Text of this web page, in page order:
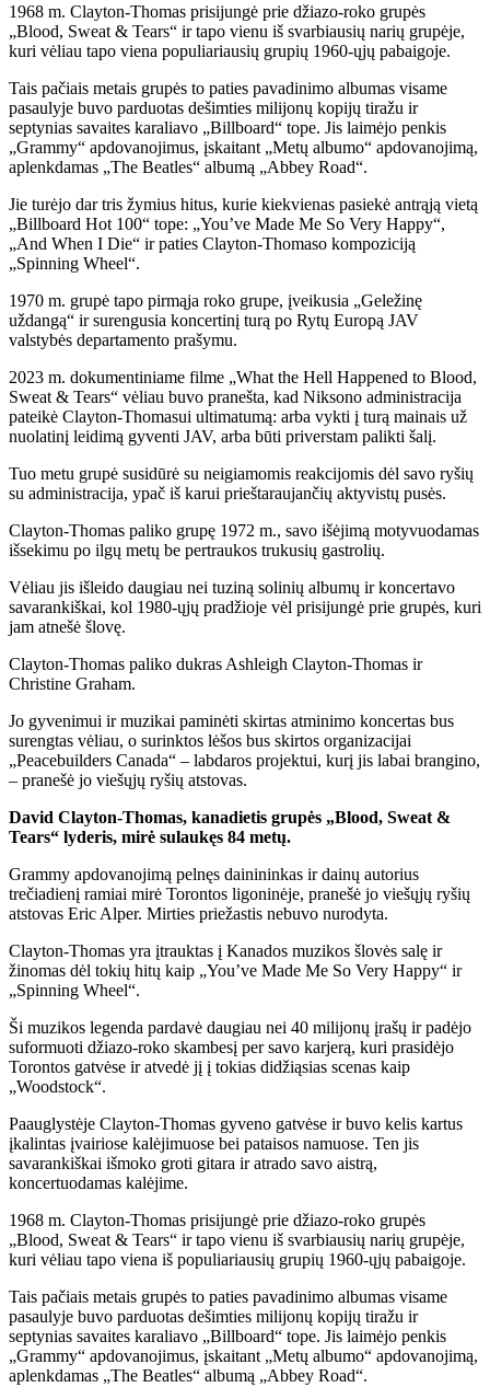
1968 m. Clayton-Thomas prisijungė prie džiazo-roko grupės
„Blood, Sweat & Tears“ ir tapo vienu iš svarbiausių narių grupėje,
kuri vėliau tapo viena populiariausių grupių 1960-ųjų pabaigoje.
Tais pačiais metais grupės to paties pavadinimo albumas visame
pasaulyje buvo parduotas dešimties milijonų kopijų tiražu ir
septynias savaites karaliavo „Billboard“ tope. Jis laimėjo penkis
„Grammy“ apdovanojimus, įskaitant „Metų albumo“ apdovanojimą,
aplenkdamas „The Beatles“ albumą „Abbey Road“.
Jie turėjo dar tris žymius hitus, kurie kiekvienas pasiekė antrąją vietą
„Billboard Hot 100“ tope: „You’ve Made Me So Very Happy“,
„And When I Die“ ir paties Clayton-Thomaso kompoziciją
„Spinning Wheel“.
1970 m. grupė tapo pirmąja roko grupe, įveikusia „Geležinę
uždangą“ ir surengusia koncertinį turą po Rytų Europą JAV
valstybės departamento prašymu.
2023 m. dokumentiniame filme „What the Hell Happened to Blood,
Sweat & Tears“ vėliau buvo pranešta, kad Niksono administracija
pateikė Clayton-Thomasui ultimatumą: arba vykti į turą mainais už
nuolatinį leidimą gyventi JAV, arba būti priverstam palikti šalį.
Tuo metu grupė susidūrė su neigiamomis reakcijomis dėl savo ryšių
su administracija, ypač iš karui prieštaraujančių aktyvistų pusės.
Clayton-Thomas paliko grupę 1972 m., savo išėjimą motyvuodamas
išsekimu po ilgų metų be pertraukos trukusių gastrolių.
Vėliau jis išleido daugiau nei tuziną solinių albumų ir koncertavo
savarankiškai, kol 1980-ųjų pradžioje vėl prisijungė prie grupės, kuri
jam atnešė šlovę.
Clayton-Thomas paliko dukras Ashleigh Clayton-Thomas ir
Christine Graham.
Jo gyvenimui ir muzikai paminėti skirtas atminimo koncertas bus
surengtas vėliau, o surinktos lėšos bus skirtos organizacijai
„Peacebuilders Canada“ – labdaros projektui, kurį jis labai brangino,
– pranešė jo viešųjų ryšių atstovas.
David Clayton-Thomas, kanadietis grupės „Blood, Sweat &
Tears“ lyderis, mirė sulaukęs 84 metų.
Grammy apdovanojimą pelnęs dainininkas ir dainų autorius
trečiadienį ramiai mirė Torontos ligoninėje, pranešė jo viešųjų ryšių
atstovas Eric Alper. Mirties priežastis nebuvo nurodyta.
Clayton-Thomas yra įtrauktas į Kanados muzikos šlovės salę ir
žinomas dėl tokių hitų kaip „You’ve Made Me So Very Happy“ ir
„Spinning Wheel“.
Ši muzikos legenda pardavė daugiau nei 40 milijonų įrašų ir padėjo
suformuoti džiazo-roko skambesį per savo karjerą, kuri prasidėjo
Torontos gatvėse ir atvedė jį į tokias didžiąsias scenas kaip
„Woodstock“.
Paauglystėje Clayton-Thomas gyveno gatvėse ir buvo kelis kartus
įkalintas įvairiose kalėjimuose bei pataisos namuose. Ten jis
savarankiškai išmoko groti gitara ir atrado savo aistrą,
koncertuodamas kalėjime.
1968 m. Clayton-Thomas prisijungė prie džiazo-roko grupės
„Blood, Sweat & Tears“ ir tapo vienu iš svarbiausių narių grupėje,
kuri vėliau tapo viena iš populiariausių grupių 1960-ųjų pabaigoje.
Tais pačiais metais grupės to paties pavadinimo albumas visame
pasaulyje buvo parduotas dešimties milijonų kopijų tiražu ir
septynias savaites karaliavo „Billboard“ tope. Jis laimėjo penkis
„Grammy“ apdovanojimus, įskaitant „Metų albumo“ apdovanojimą,
aplenkdamas „The Beatles“ albumą „Abbey Road“.